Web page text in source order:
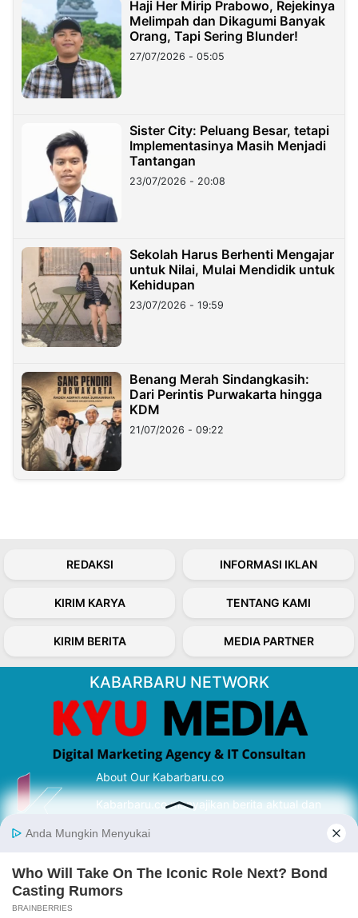
Haji Her Mirip Prabowo, Rejekinya
Melimpah dan Dikagumi Banyak
Orang, Tapi Sering Blunder!
27/07/2026 - 05:05
Sister City: Peluang Besar, tetapi
Implementasinya Masih Menjadi
Tantangan
23/07/2026 - 20:08
Sekolah Harus Berhenti Mengajar
untuk Nilai, Mulai Mendidik untuk
Kehidupan
23/07/2026 - 19:59
Benang Merah Sindangkasih:
Dari Perintis Purwakarta hingga
KDM
21/07/2026 - 09:22
REDAKSI INFORMASI IKLAN
KIRIM KARYA TENTANG KAMI
KIRIM BERITA MEDIA PARTNER
KABARBARU NETWORK
About Our Kabarbaru.co
Kabarbaru.co menyajikan berita aktual dan
serta terverifikasi dari sumber yang tepat.
Follow Kabarbaru